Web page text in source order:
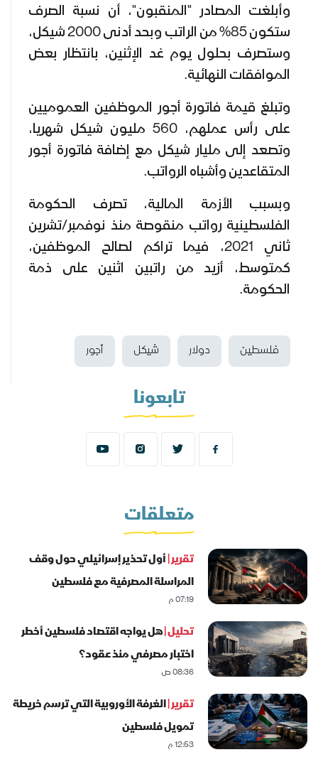
وأبلغت المصادر "المنقبون"، أن نسبة الصرف
ستكون 85% من الراتب وبحد أدنى 2000 شيكل،
وستصرف بحلول يوم غد الإثنين، بانتظار بعض
الموافقات النهائية.
وتبلغ قيمة فاتورة أجور الموظفين العموميين
على رأس عملهم، 560 مليون شيكل شهريا،
وتصعد إلى مليار شيكل مع إضافة فاتورة أجور
المتقاعدين وأشباه الرواتب.
وبسبب الأزمة المالية، تصرف الحكومة
الفلسطينية رواتب منقوصة منذ نوفمبر/تشرين
ثاني 2021، فيما تراكم لصالح الموظفين،
كمتوسط، أزيد من راتبين اثنين على ذمة
الحكومة.
فلسطين دولار شيكل أجور
تابعونا
متعلقات
تقرير |أول تحذير إسرائيلي حول وقف
المراسلة المصرفية مع فلسطين
07:19 م
تحليل |هل يواجه اقتصاد فلسطين أخطر
اختبار مصرفي منذ عقود؟
08:36 ص
تقرير |الغرفة الأوروبية التي ترسم خريطة
تمويل فلسطين
12:53 م